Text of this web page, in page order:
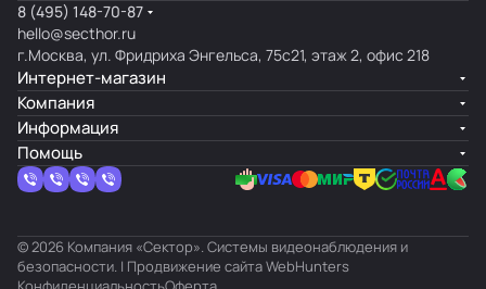
8 (495) 148-70-87
hello@secthor.ru
г.Москва, ул. Фридриха Энгельса, 75с21, этаж 2, офис 218
Интернет-магазин
Компания
Информация
Помощь
© 2026 Компания «Сектор». Системы видеонаблюдения и
безопасности. | Продвижение сайтаWebHunters